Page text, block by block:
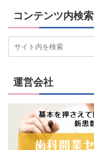
コンテンツ内検索
運営会社